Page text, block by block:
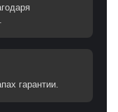
гарантии.